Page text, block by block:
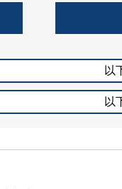
以
以